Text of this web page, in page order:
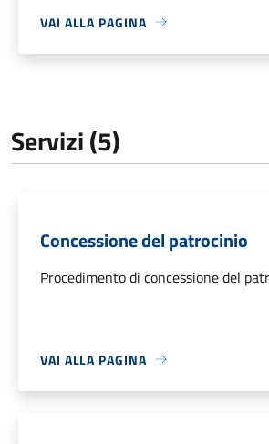
VAI ALLA PAGINA
Servizi (5)
Concessione del patrocinio
Procedimento di concessione del
VAI ALLA PAGINA